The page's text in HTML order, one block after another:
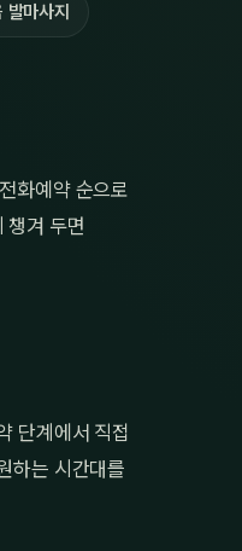
발마사지
화예약 순으로
챙겨 두면
단계에서 직접
하는 시간대를